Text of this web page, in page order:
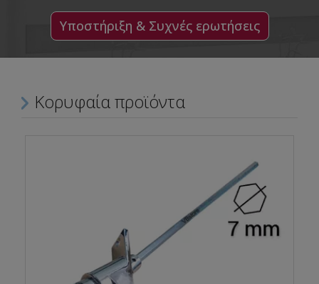
Υποστήριξη & Συχνές ερωτήσεις
Κορυφαία προϊόντα